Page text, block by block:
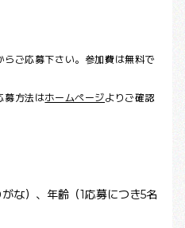
ご応募下さい。参加費は無料で
募方法はホームページよりご確認
な）、年齢（1応募につき5名